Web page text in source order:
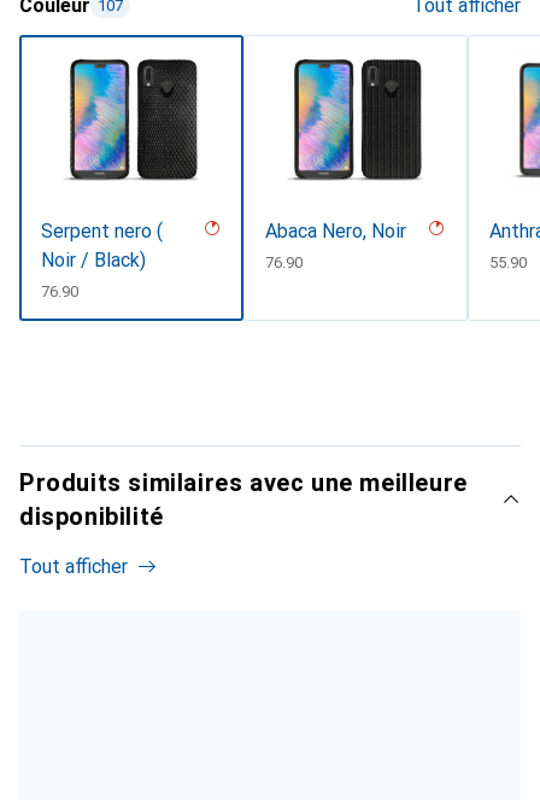
Couleur 107 Tout afficher
Serpent nero (
Noir / Black)
CHF
76.90
Abaca Nero, Noir
CHF
76.90 CHF
55.90
Produits similaires avec une meilleure
disponibilité
Tout afficher